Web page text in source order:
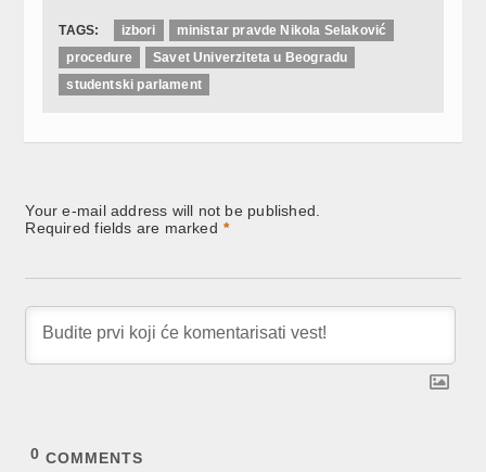
TAGS: izbori
ministar pravde Nikola Selaković
procedure
Savet Univerziteta u Beogradu
studentski parlament
Your e-mail address will not be published.
Required fields are marked *
0 COMMENTS